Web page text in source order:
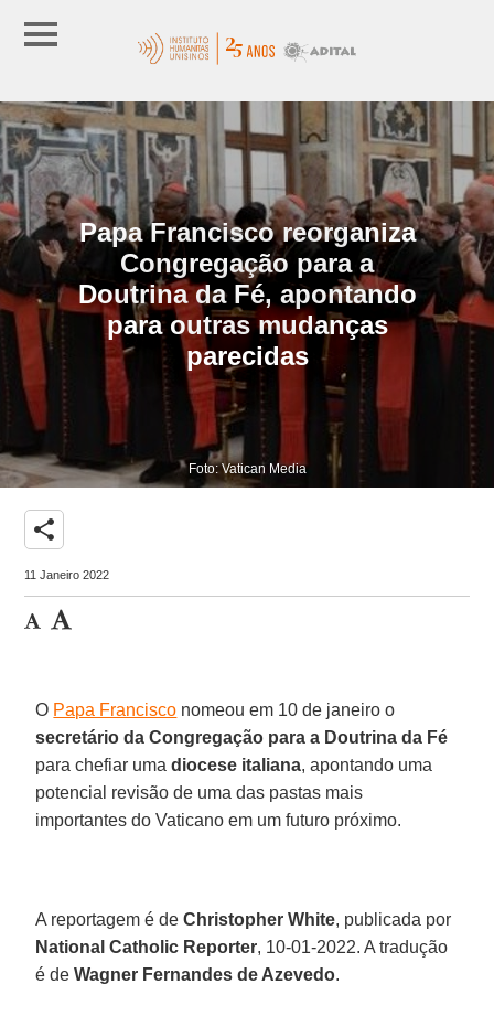
Papa Francisco reorganiza
Congregação para a
Doutrina da Fé, apontando
para outras mudanças
parecidas
Foto: Vatican Media
share
11 Janeiro 2022
O Papa Francisco nomeou em 10 de janeiro o
secretário da Congregação para a Doutrina da Fé
para chefiar umadiocese italiana, apontando uma
potencial revisão de uma das pastas mais
importantes do Vaticano em um futuro próximo.
A reportagem é deChristopher White, publicada por
National Catholic Reporter, 10-01-2022. A tradução
é deWagner Fernandes de Azevedo.